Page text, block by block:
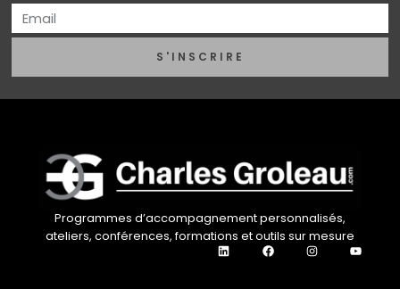
S'INSCRIRE
Programmes d’accompagnement personnalisés,
ateliers, conférences, formations et outils sur mesure